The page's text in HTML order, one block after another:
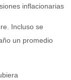
inflacionarias
Incluso se
un promedio